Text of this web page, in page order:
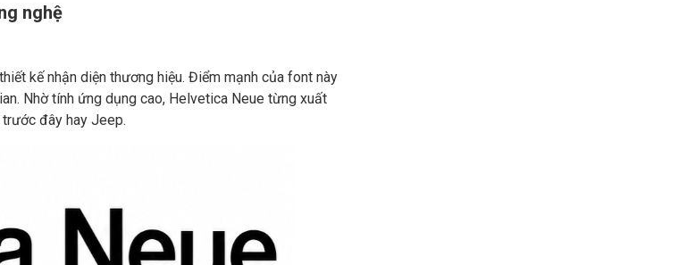
nghệ
kế nhận diện thương hiệu. Điểm mạnh của font này
Nhờ tính ứng dụng cao, Helvetica Neue từng xuất
đây hay Jeep.